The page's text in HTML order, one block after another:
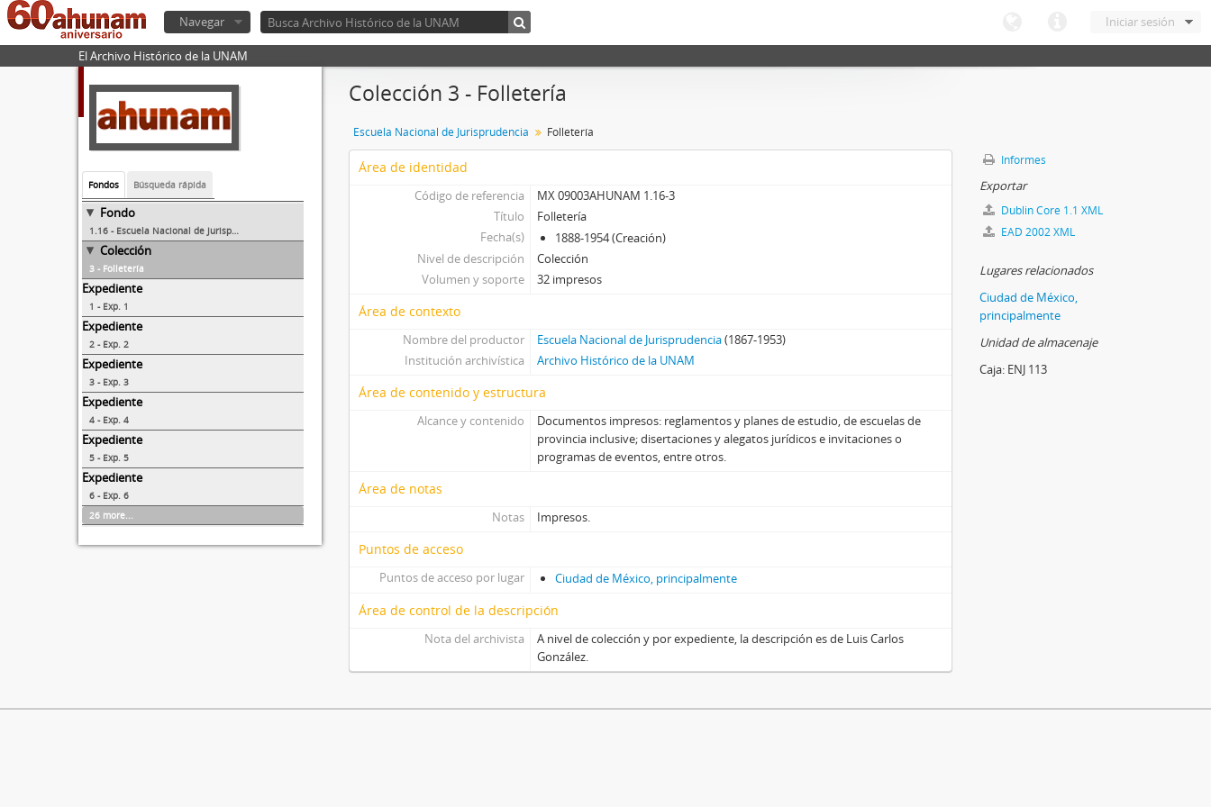
Iniciar sesión
Navegar
El Archivo Histórico de la UNAM
Fondos Búsqueda rápida
Fondo
1.16 - Escuela Nacional de Jurisprudencia
Colección
3 - Folletería
Expediente
1 - Exp. 1
Expediente
2 - Exp. 2
Expediente
3 - Exp. 3
Expediente
4 - Exp. 4
Expediente
5 - Exp. 5
Expediente
6 - Exp. 6
26 more...
Colección 3 - Folletería
Escuela Nacional de Jurisprudencia Folletería
Área de identidad
Código de referencia
MX 09003AHUNAM 1.16-3
Título
Folletería
Fecha(s)
1888-1954 (Creación)
Nivel de descripción
Colección
Volumen y soporte
32 impresos
Área de contexto
Nombre del productor Escuela Nacional de Jurisprudencia(1867-1953)
Institución archivística
Archivo Histórico de la UNAM
Área de contenido y estructura
Alcance y contenido
Documentos impresos: reglamentos y planes de estudio, de escuelas de
provincia inclusive; disertaciones y alegatos jurídicos e invitaciones o
programas de eventos, entre otros.
Área de notas
Notas Impresos.
Puntos de acceso
Puntos de acceso por lugar Ciudad de México, principalmente
Área de control de la descripción
Nota del archivista
A nivel de colección y por expediente, la descripción es de Luis Carlos
González.
Informes
Exportar
Dublin Core 1.1 XML
EAD 2002 XML
Lugares relacionados
Ciudad de México,
principalmente
Unidad de almacenaje
Caja: ENJ 113